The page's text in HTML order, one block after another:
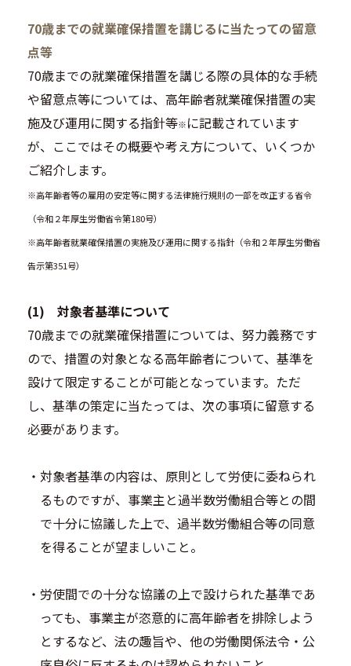
70歳までの就業確保措置を講じるに当たっての留意
点等
70歳までの就業確保措置を講じる際の具体的な手続
や留意点等については、高年齢者就業確保措置の実
施及び運用に関する指針等※に記載されています
が、ここではその概要や考え方について、いくつか
ご紹介します。
※高年齢者等の雇用の安定等に関する法律施行規則の一部を改正する省令
（令和２年厚生労働省令第180号）
※高年齢者就業確保措置の実施及び運用に関する指針（令和２年厚生労働省
告示第351号）
(1) 対象者基準について
70歳までの就業確保措置については、努力義務です
ので、措置の対象となる高年齢者について、基準を
設けて限定することが可能となっています。ただ
し、基準の策定に当たっては、次の事項に留意する
必要があります。
・対象者基準の内容は、原則として労使に委ねられ
るものですが、事業主と過半数労働組合等との間
で十分に協議した上で、過半数労働組合等の同意
を得ることが望ましいこと。
・労使間での十分な協議の上で設けられた基準であ
っても、事業主が恣意的に高年齢者を排除しよう
とするなど、法の趣旨や、他の労働関係法令・公